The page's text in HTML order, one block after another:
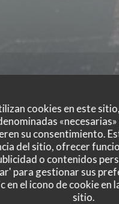
cookies en este
su consentimiento.
del sitio, ofrecer
o contenidos
para gestionar sus
en el icono de cookie
sitio.